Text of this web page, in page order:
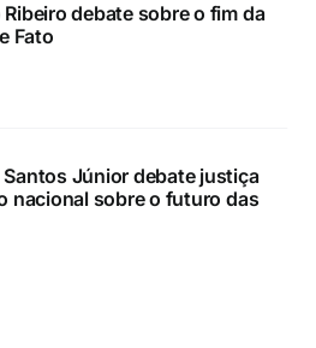
debate sobre o fim da
Fato
Júnior debate justiça
nacional sobre o futuro das